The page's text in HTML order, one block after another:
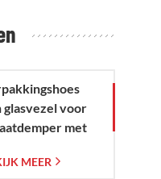
glasvezel voor
met
MEER